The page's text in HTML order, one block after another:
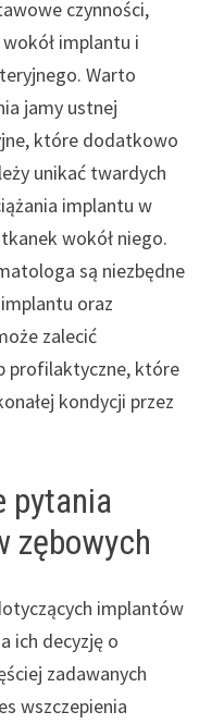
czynności,
implantu i
Warto
jamy ustnej
które dodatkowo
unikać twardych
implantu w
wokół niego.
są niezbędne
oraz
zalecić
profilaktyczne, które
kondycji przez
pytania
zębowych
implantów
ich decyzję o
zadawanych
wszczepienia